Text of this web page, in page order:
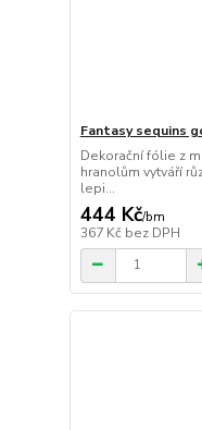
Fantasy sequins
Dekorační fólie z
hranolům vytváří
lepi...
444 Kč/bm
367 Kč bez DPH